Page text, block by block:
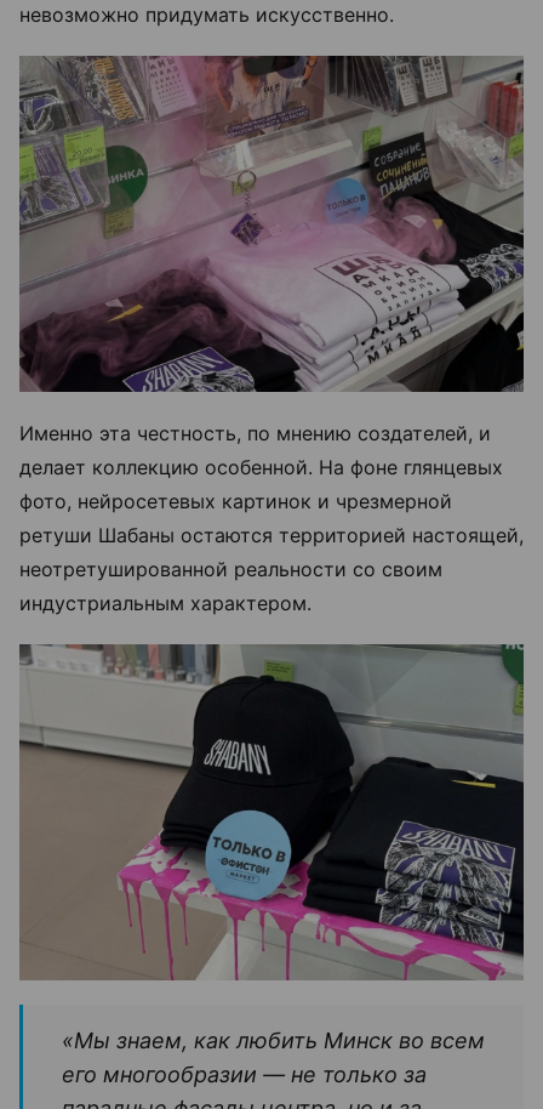
невозможно придумать искусственно.
Именно эта честность, по мнению создателей, и
делает коллекцию особенной. На фоне глянцевых
фото, нейросетевых картинок и чрезмерной
ретуши Шабаны остаются территорией настоящей,
неотретушированной реальности со своим
индустриальным характером.
«Мы знаем, как любить Минск во всем
его многообразии — не только за